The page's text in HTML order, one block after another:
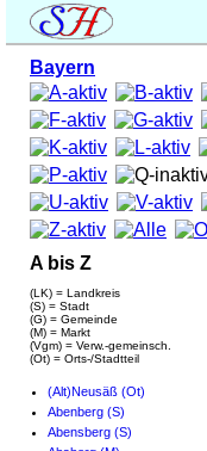
Bayern
A bis Z
(LK) = Landkreis
(S) = Stadt
(G) = Gemeinde
(M) = Markt
(Vgm) = Verw.-gemeinsch.
(Ot) = Orts-/Stadtteil
(Alt)Neusäß (Ot)
Abenberg (S)
Abensberg (S)